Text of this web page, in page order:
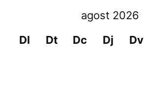
agost 2026
Dl
Dt Dc Dj Dv